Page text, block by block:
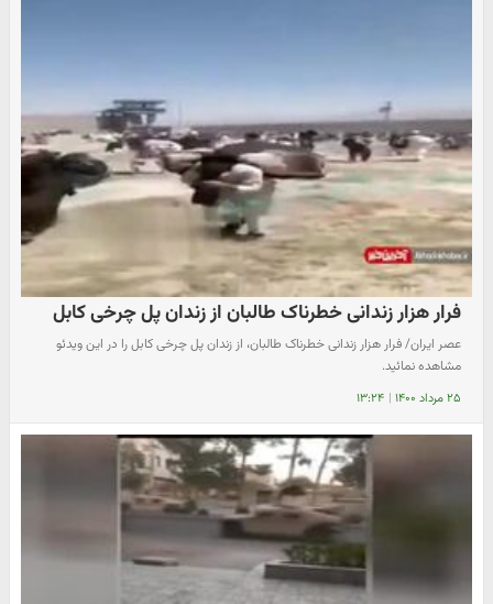
فرار هزار زندانی خطرناک طالبان از زندان پل چرخی کابل
عصر ایران/ فرار هزار زندانی خطرناک طالبان، از زندان پل چرخی کابل را در این ویدئو
مشاهده نمائید.
۲۵ مرداد ۱۴۰۰ | ۱۳:۲۴